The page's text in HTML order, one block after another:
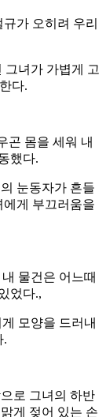
가 오히려 우리
그녀가 가볍게 고
다.
곤 몸을 세워 내
했다.
눈동자가 흔들
게 부끄러움을
물건은 어느때
었다.,
모양을 드러내
.
로 그녀의 하반
게 젖어 있는 손